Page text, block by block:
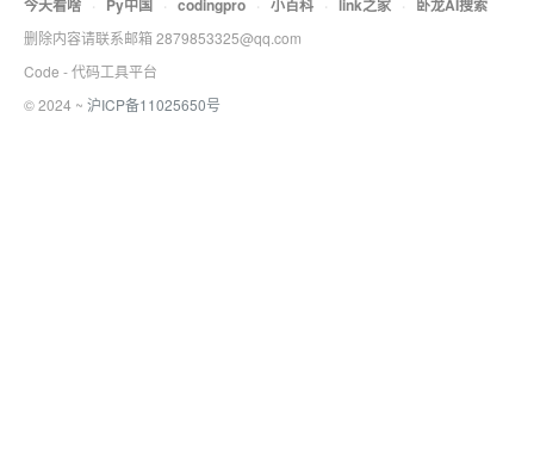
今天看啥 · Py中国 · codingpro · 小百科 · link之家 · 卧龙AI搜索
删除内容请联系邮箱 2879853325@qq.com
Code - 代码工具平台
© 2024 ~ 沪ICP备11025650号